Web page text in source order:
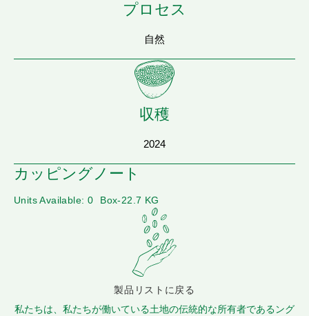
プロセス
自然
収穫
2024
カッピングノート
Units Available: 0 Box-22.7 KG
製品リストに戻る
私たちは、私たちが働いている土地の伝統的な所有者であるング